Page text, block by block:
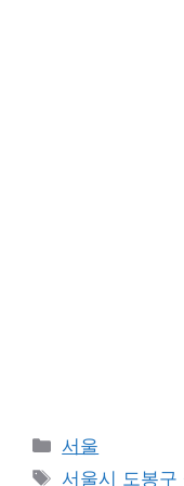
Categories
서울
Tags
서울시 도봉